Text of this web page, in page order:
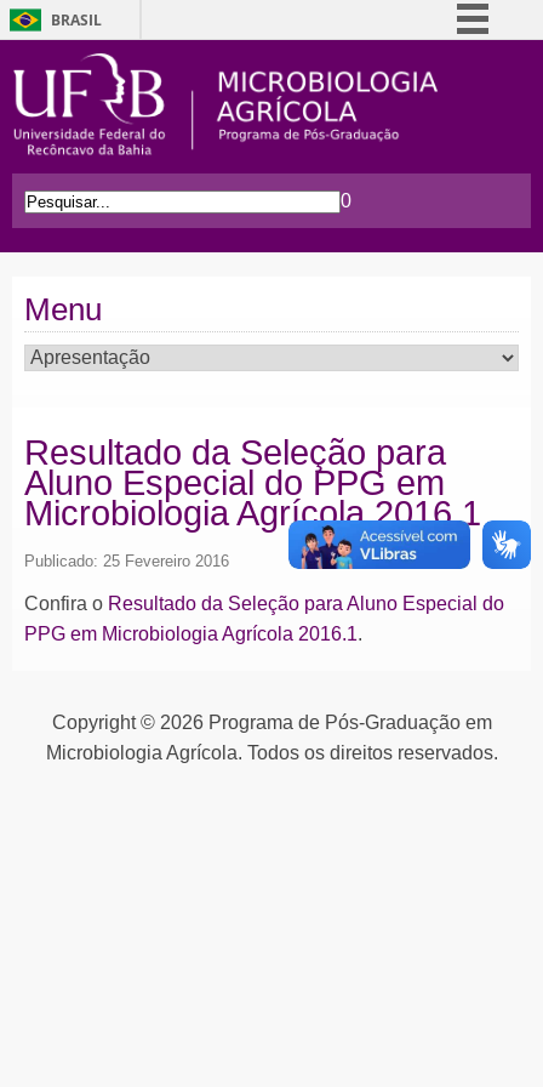
BRASIL
Comunica BR
Participe
Acesso à informação
Legislação
Canais
0
Menu
Resultado da Seleção para
Aluno Especial do PPG em
Microbiologia Agrícola 2016.1
Publicado: 25 Fevereiro 2016
Confira o Resultado da Seleção para Aluno Especial do
PPG em Microbiologia Agrícola 2016.1.
Copyright © 2026 Programa de Pós-Graduação em
Microbiologia Agrícola. Todos os direitos reservados.